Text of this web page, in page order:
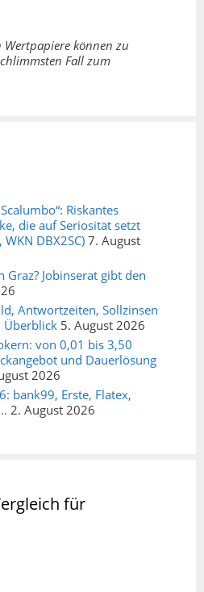
können zu
Fall zum
Riskantes
die auf Seriosität setzt
DBX2SC) 7. August
Graz? Jobinserat gibt den
Antwortzeiten, Sollzinsen
Überblick 5. August 2026
von 0,01 bis 3,50
und Dauerlösung
2026
bank99, Erste, Flatex,
2. August 2026
für